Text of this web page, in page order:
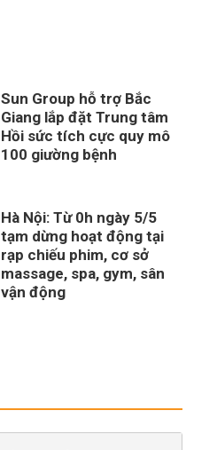
Sun Group hỗ trợ Bắc
Giang lắp đặt Trung tâm
Hồi sức tích cực quy mô
100 giường bệnh
Hà Nội: Từ 0h ngày 5/5
tạm dừng hoạt động tại
rạp chiếu phim, cơ sở
massage, spa, gym, sân
vận động